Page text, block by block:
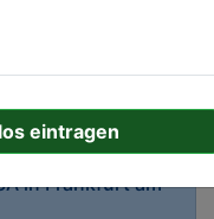
Services, die
Sie sich von
inFrankfurt am
eintragen